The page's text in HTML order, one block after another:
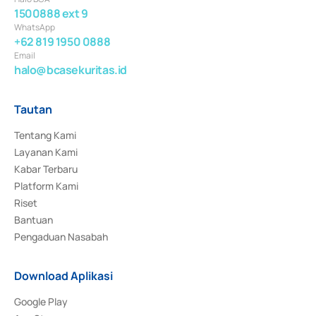
1500888 ext 9
WhatsApp
+62 819 1950 0888
Email
halo@bcasekuritas.id
Tautan
Tentang Kami
Layanan Kami
Kabar Terbaru
Platform Kami
Riset
Bantuan
Pengaduan Nasabah
Download Aplikasi
Google Play